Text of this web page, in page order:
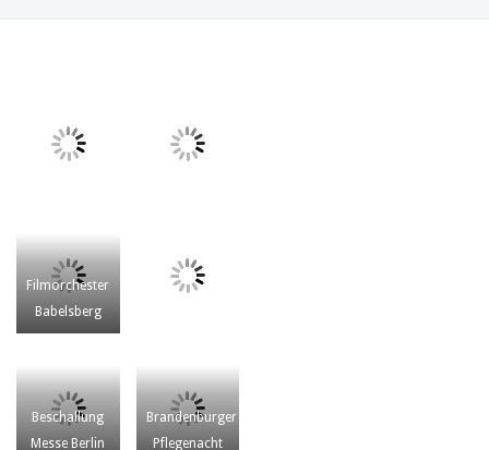
Filmorchester
Babelsberg
Beschallung
Messe Berlin
Brandenburger
Pflegenacht